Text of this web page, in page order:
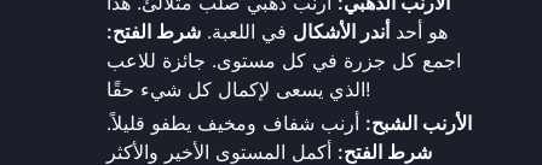
هو أحدأندر الأشكال في اللعبة. شرط الفتح:
اجمع كل جزرة في كل مستوى. جائزة للاعب
الذي يسعى لإكمال كل شيء حقًا!
الأرنب الشبح: أرنب شفاف ومخيف يطفو قليلاً.
شرط الفتح: أكمل المستوى الأخير والأكثر